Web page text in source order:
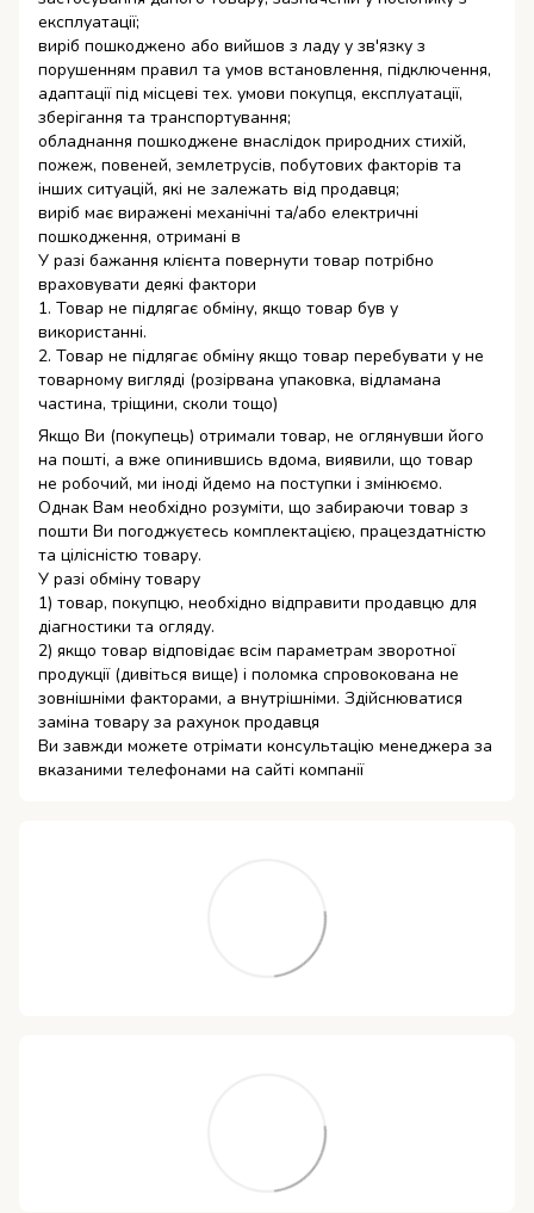
експлуатації;
виріб пошкоджено або вийшов з ладу у зв'язку з
порушенням правил та умов встановлення, підключення,
адаптації під місцеві тех. умови покупця, експлуатації,
зберігання та транспортування;
обладнання пошкоджене внаслідок природних стихій,
пожеж, повеней, землетрусів, побутових факторів та
інших ситуацій, які не залежать від продавця;
виріб має виражені механічні та/або електричні
пошкодження, отримані в
У разі бажання клієнта повернути товар потрібно
враховувати деякі фактори
1. Товар не підлягає обміну, якщо товар був у
використанні.
2. Товар не підлягає обміну якщо товар перебувати у не
товарному вигляді (розірвана упаковка, відламана
частина, тріщини, сколи тощо)
Якщо Ви (покупець) отримали товар, не оглянувши його
на пошті, а вже опинившись вдома, виявили, що товар
не робочий, ми іноді йдемо на поступки і змінюємо.
Однак Вам необхідно розуміти, що забираючи товар з
пошти Ви погоджуєтесь комплектацією, працездатністю
та цілісністю товару.
У разі обміну товару
1) товар, покупцю, необхідно відправити продавцю для
діагностики та огляду.
2) якщо товар відповідає всім параметрам зворотної
продукції (дивіться вище) і поломка спровокована не
зовнішніми факторами, а внутрішніми. Здійснюватися
заміна товару за рахунок продавця
Ви завжди можете отрімати консультацію менеджера за
вказаними телефонами на сайті компанії